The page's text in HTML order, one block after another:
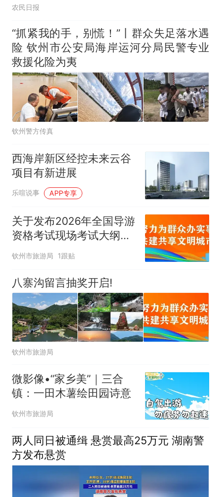
农民日报
“抓紧我的手，别慌！”丨群众失足落水遇
险 钦州市公安局海岸运河分局民警专业
救援化险为夷
钦州警方传真
西海岸新区经控未来云谷
项目有新进展
乐喧说事 APP专享
关于发布2026年全国导游
资格考试现场考试大纲
（广西壮族自治区）的通
知
钦州市旅游局 1跟贴
八寨沟留言抽奖开启!
钦州市旅游局
微影像•“家乡美”｜三合
镇：一田木薯绘田园诗意
钦州市旅游局
两人同日被通缉 悬赏最高25万元 湖南警
方发布悬赏